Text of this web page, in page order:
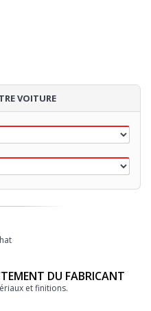
VOITURE
DU FABRICANT
et finitions.